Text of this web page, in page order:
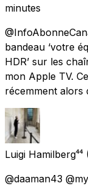
minutes
bandeau ‘votre
HDR’ sur les
mon Apple TV.
récemment alors
Luigi Hamilberg⁴⁴
@daaman43